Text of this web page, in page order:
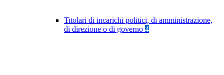
Titolari di incarichi politici, di amministrazione,
di direzione o di governo 4